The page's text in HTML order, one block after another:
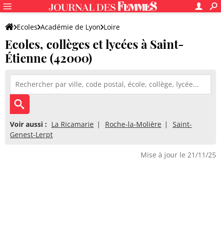
Ecoles Académie de Lyon Loire
Ecoles, collèges et lycées à Saint-
Étienne (42000)
Voir aussi : La Ricamarie Roche-la-Molière
Saint-
Genest-Lerpt
Mise à jour le 21/11/25